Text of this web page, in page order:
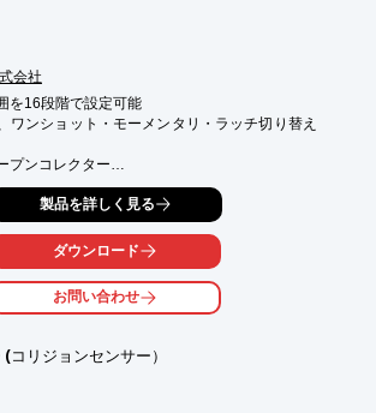
会社
を16段階で設定可能
ワンショット・モーメンタリ・ラッチ切り替え
プンコレクター
24V（ACアダプタ繋げればAC電源可）
目的に応じて複数の組み合わせが可能です
ては下記までお問い合わせまたはカタログをダ
さい。
製品を詳しく見る
ダウンロード
お問い合わせ
コリジョンセンサー）